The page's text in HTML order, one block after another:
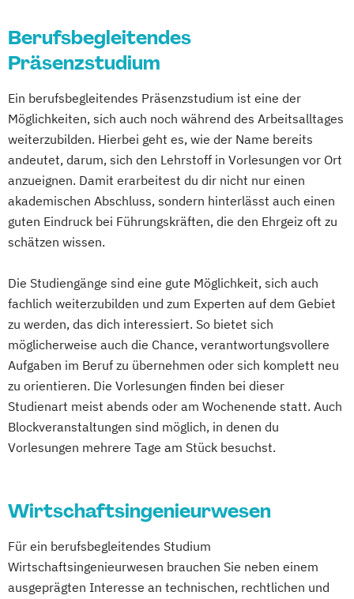
Wirtschaftsingenieurwesen
Baumanagement für Bauingenieure
Wirtschaftspsychologie - Digital
Transformation Management
Wirtschaftspsychologie - Sport- &
Leistungspsychologie
Wirtschafts­ingenieurwesen
Berufsbegleitendes
Präsenzstudium
Ein berufsbegleitendes Präsenzstudium ist eine der
Möglichkeiten, sich auch noch während des Arbeitsalltages
weiterzubilden. Hierbei geht es, wie der Name bereits
andeutet, darum, sich den Lehrstoff in Vorlesungen vor Ort
anzueignen. Damit erarbeitest du dir nicht nur einen
akademischen Abschluss, sondern hinterlässt auch einen
guten Eindruck bei Führungskräften, die den Ehrgeiz oft zu
schätzen wissen.
Die Studiengänge sind eine gute Möglichkeit, sich auch
fachlich weiterzubilden und zum Experten auf dem Gebiet
zu werden, das dich interessiert. So bietet sich
möglicherweise auch die Chance, verantwortungsvollere
Aufgaben im Beruf zu übernehmen oder sich komplett neu
zu orientieren. Die Vorlesungen finden bei dieser
Studienart meist abends oder am Wochenende statt. Auch
Blockveranstaltungen sind möglich, in denen du
Vorlesungen mehrere Tage am Stück besuchst.
Wirtschaftsingenieurwesen
Für ein berufsbegleitendes Studium
Wirtschaftsingenieurwesen brauchen Sie neben einem
ausgeprägten Interesse an technischen, rechtlichen und